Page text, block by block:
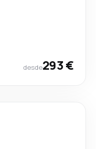
desde293 €